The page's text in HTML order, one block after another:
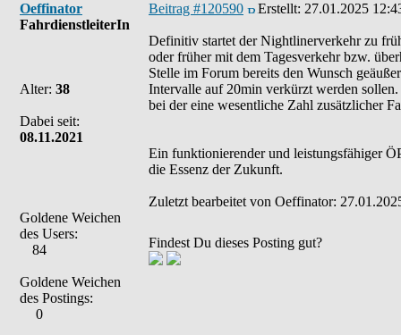
Oeffinator
FahrdienstleiterIn
Alter: 38
Dabei seit:
08.11.2021
Goldene Weichen
des Users:
84
Goldene Weichen
des Postings:
0
Beitrag #120590 Erstellt: 27.01.2025
Definitiv startet der Nightlinerverkehr zu
oder früher mit dem Tagesverkehr bzw.
Stelle im Forum bereits den Wunsch
Intervalle auf 20min verkürzt werden
bei der eine wesentliche Zahl zusätzlicher
Ein funktionierender und leistungsfähiger
die Essenz der Zukunft.
Zuletzt bearbeitet von Oeffinator:
Findest Du dieses Posting gut?